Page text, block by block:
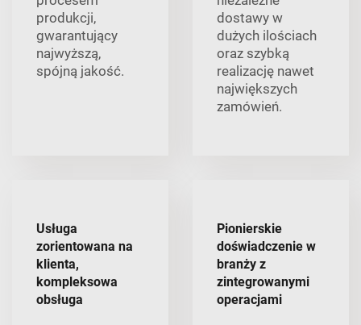
produkcji,
gwarantujący
najwyższą,
spójną jakość.
dostawy w
dużych ilościach
oraz szybką
realizację nawet
największych
zamówień.
Usługa
zorientowana na
klienta,
kompleksowa
obsługa
Pionierskie
doświadczenie w
branży z
zintegrowanymi
operacjami